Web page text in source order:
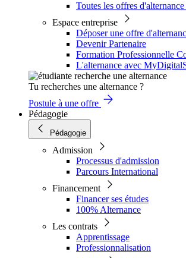
Toutes les offres d'alternance
Espace entreprise
Déposer une offre
Devenir Partenaire
Formation Professionnelle
L'alternance avec
Tu recherches une alternance ?
Postule à une offre
Pédagogie
Pédagogie
Admission
Processus d'admission
Parcours International
Financement
Financer ses études
100% Alternance
Les contrats
Apprentissage
Professionnalisation